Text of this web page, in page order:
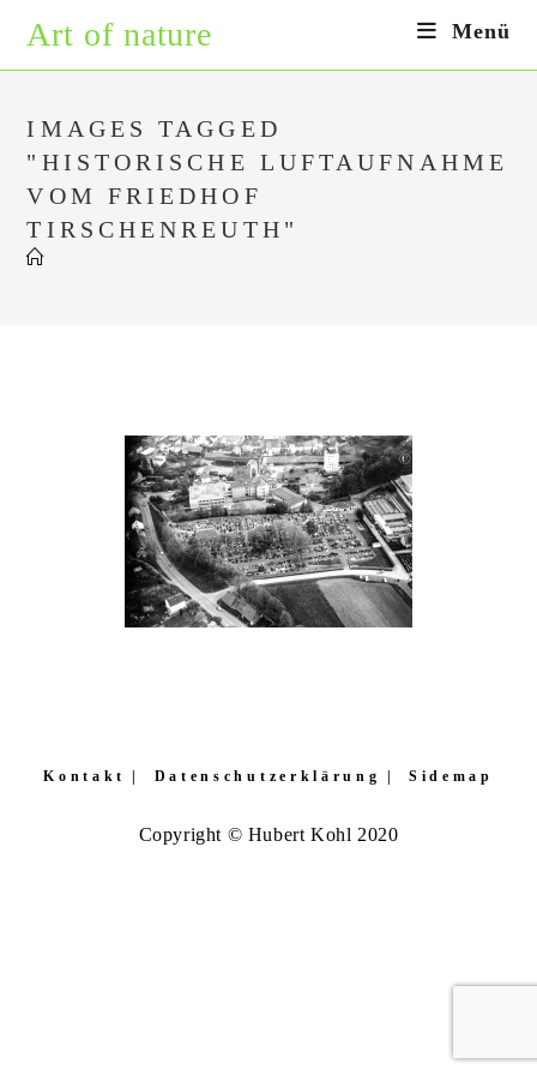
Inhalt
springen
Art of nature Menü
IMAGES TAGGED
"HISTORISCHE LUFTAUFNAHME
VOM FRIEDHOF
TIRSCHENREUTH"
Kontakt Datenschutzerklärung Sidemap
Copyright © Hubert Kohl 2020